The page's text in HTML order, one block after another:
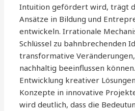
Intuition gefördert wird, trägt
Ansätze in Bildung und
entwickeln. Irrationale
Schlüssel zu bahnbrechenden
transformative
nachhaltig beeinflussen
Entwicklung kreativer
Konzepte in innovative
wird deutlich, dass die